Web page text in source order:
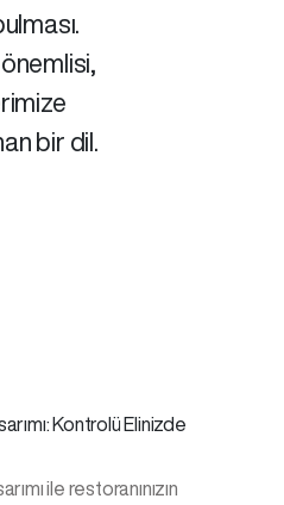
bir dil.
Kontrolü Elinizde
ile restoranınızın